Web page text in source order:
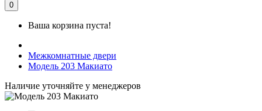
0
Ваша корзина пуста!
Межкомнатные двери
Модель 203 Макиато
Наличие уточняйте у менеджеров